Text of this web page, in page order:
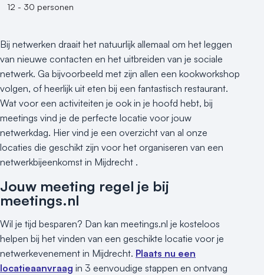
12 - 30 personen
Bij netwerken draait het natuurlijk allemaal om het leggen
van nieuwe contacten en het uitbreiden van je sociale
netwerk. Ga bijvoorbeeld met zijn allen een kookworkshop
volgen, of heerlijk uit eten bij een fantastisch restaurant.
Wat voor een activiteiten je ook in je hoofd hebt, bij
meetings vind je de perfecte locatie voor jouw
netwerkdag. Hier vind je een overzicht van al onze
locaties die geschikt zijn voor het organiseren van een
netwerkbijeenkomst in Mijdrecht .
Jouw meeting regel je bij
meetings.nl
Wil je tijd besparen? Dan kan meetings.nl je kosteloos
helpen bij het vinden van een geschikte locatie voor je
netwerkevenement in Mijdrecht. Plaats nu een
locatieaanvraag in 3 eenvoudige stappen en ontvang